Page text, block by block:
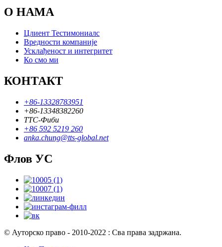
О НАМА
Цлиент Тестимониалс
Вредности компаније
Усклађеност и интегритет
Ко смо ми
КОНТАКТ
+86-13328783951
+86-13348382260
ТТС-Фиби
+86 592 5219 260
anka.chung@tts-global.net
Флов УС
© Ауторско право - 2010-2022 : Сва права задржана.